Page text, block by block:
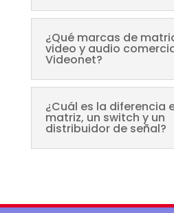
¿Qué marcas de
video y audio
Videonet?
¿Cuál es la diferencia
matriz, un switch y un
distribuidor de señal?